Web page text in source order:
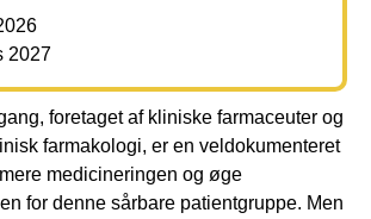
2027
foretaget af kliniske farmaceuter og
farmakologi, er en veldokumenteret
medicineringen og øge
for denne sårbare patientgruppe. Men